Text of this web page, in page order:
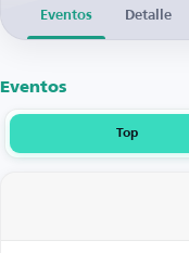
Eventos Detalle
Eventos
Top